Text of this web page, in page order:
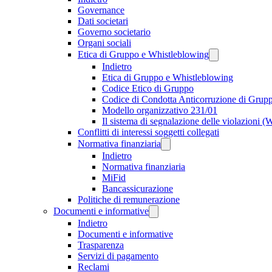
Governance
Dati societari
Governo societario
Organi sociali
Etica di Gruppo e Whistleblowing
Indietro
Etica di Gruppo e Whistleblowing
Codice Etico di Gruppo
Codice di Condotta Anticorruzione di
Modello organizzativo 231/01
Il sistema di segnalazione delle violazioni
Conflitti di interessi soggetti collegati
Normativa finanziaria
Indietro
Normativa finanziaria
MiFid
Bancassicurazione
Politiche di remunerazione
Documenti e informative
Indietro
Documenti e informative
Trasparenza
Servizi di pagamento
Reclami